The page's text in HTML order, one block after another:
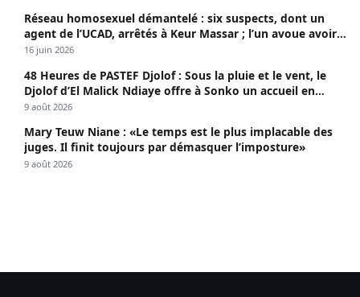
Réseau homosexuel démantelé : six suspects, dont un
agent de l’UCAD, arrêtés à Keur Massar ; l’un avoue avoir
propagé le VIH depuis 2018
16 juin 2026
48 Heures de PASTEF Djolof : Sous la pluie et le vent, le
Djolof d’El Malick Ndiaye offre à Sonko un accueil en
apothéose
9 août 2026
Mary Teuw Niane : «Le temps est le plus implacable des
juges. Il finit toujours par démasquer l’imposture»
9 août 2026